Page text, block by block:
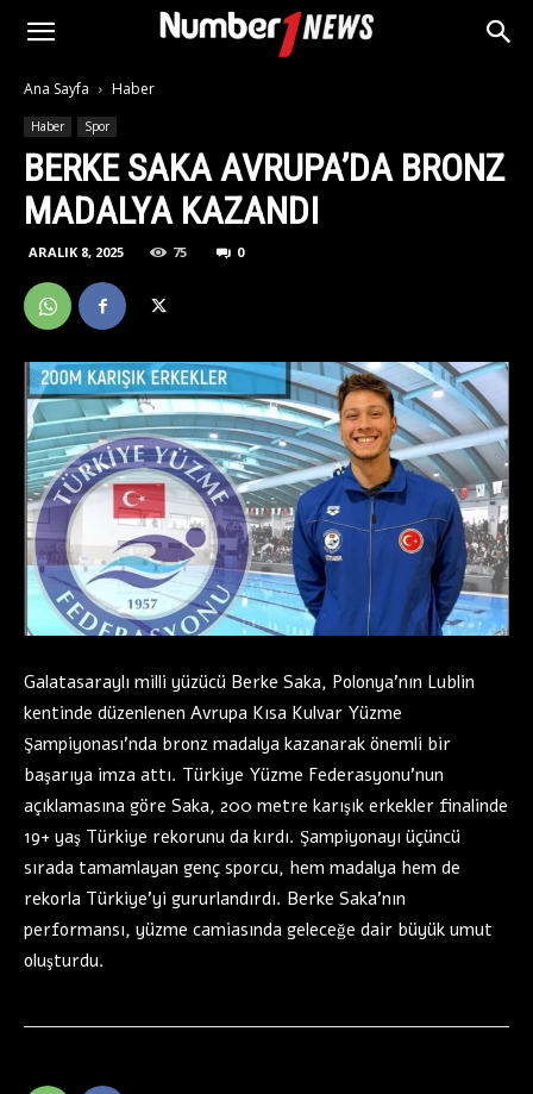
Ana Sayfa Haber
Haber Spor
BERKE SAKA AVRUPA’DA BRONZ
MADALYA KAZANDI
ARALIK 8, 2025 75 0
Galatasaraylı milli yüzücü Berke Saka, Polonya’nın Lublin
kentinde düzenlenen Avrupa Kısa Kulvar Yüzme
Şampiyonası’nda bronz madalya kazanarak önemli bir
başarıya imza attı. Türkiye Yüzme Federasyonu’nun
açıklamasına göre Saka, 200 metre karışık erkekler finalinde
19+ yaş Türkiye rekorunu da kırdı. Şampiyonayı üçüncü
sırada tamamlayan genç sporcu, hem madalya hem de
rekorla Türkiye’yi gururlandırdı. Berke Saka’nın
performansı, yüzme camiasında geleceğe dair büyük umut
oluşturdu.